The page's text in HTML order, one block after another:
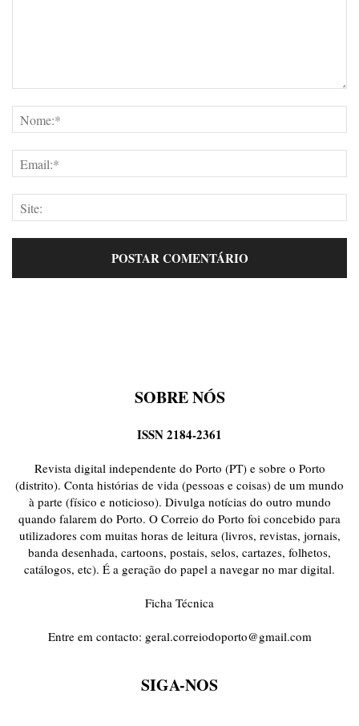
SOBRE NÓS
ISSN 2184-2361
Revista digital independente do Porto (PT) e sobre o Porto
(distrito). Conta histórias de vida (pessoas e coisas) de um mundo
à parte (físico e noticioso). Divulga notícias do outro mundo
quando falarem do Porto. O Correio do Porto foi concebido para
utilizadores com muitas horas de leitura (livros, revistas, jornais,
banda desenhada, cartoons, postais, selos, cartazes, folhetos,
catálogos, etc). É a geração do papel a navegar no mar digital.
Ficha Técnica
Entre em contacto: geral.correiodoporto@gmail.com
SIGA-NOS